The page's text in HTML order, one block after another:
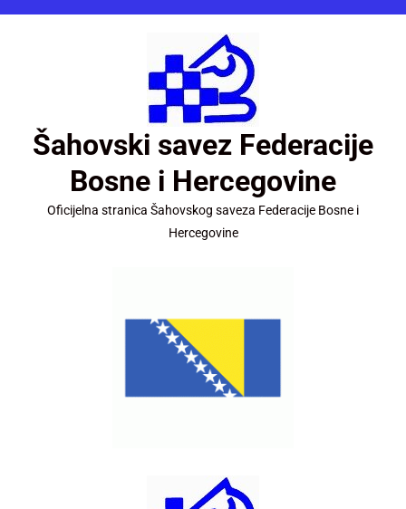
Šahovski savez Federacije
Bosne i Hercegovine
Oficijelna stranica Šahovskog saveza Federacije Bosne i
Hercegovine